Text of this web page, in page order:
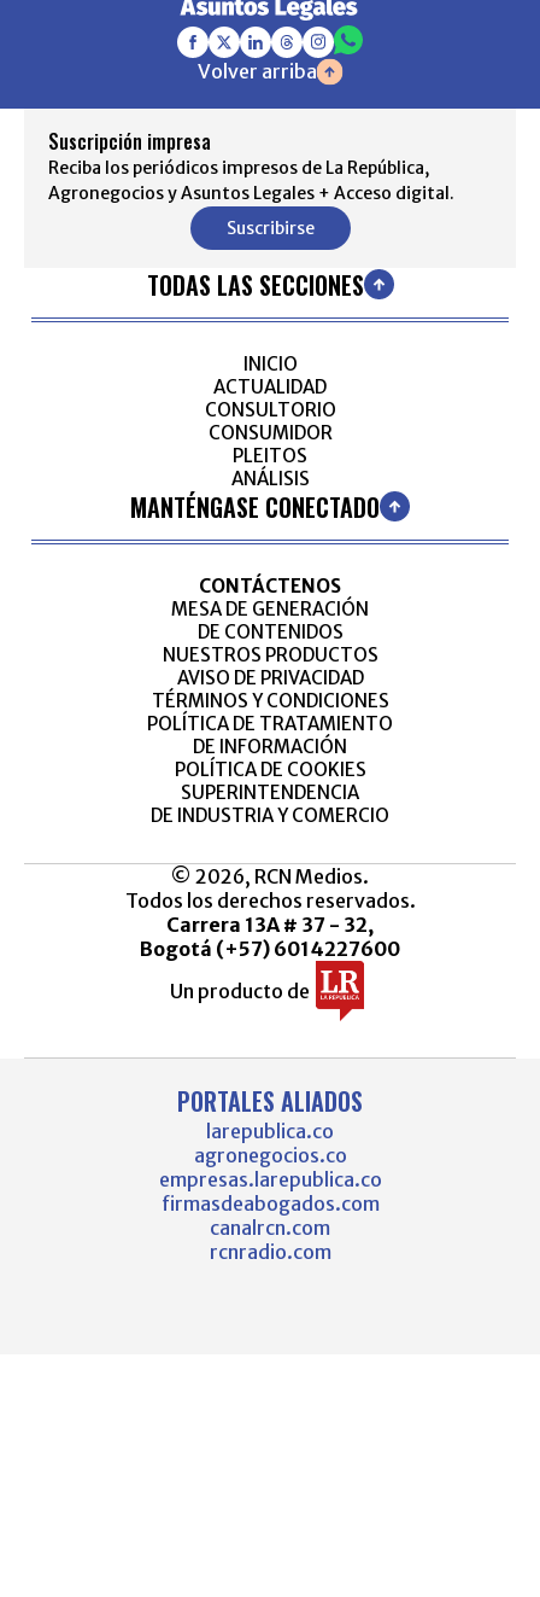
Volver arriba
Suscripción impresa
Reciba los periódicos impresos de La República,
Agronegocios y Asuntos Legales + Acceso digital.
Suscribirse
TODAS LAS SECCIONES
INICIO
ACTUALIDAD
CONSULTORIO
CONSUMIDOR
PLEITOS
ANÁLISIS
MANTÉNGASE CONECTADO
CONTÁCTENOS
MESA DE GENERACIÓN
DE CONTENIDOS
NUESTROS PRODUCTOS
AVISO DE PRIVACIDAD
TÉRMINOS Y CONDICIONES
POLÍTICA DE TRATAMIENTO
DE INFORMACIÓN
POLÍTICA DE COOKIES
SUPERINTENDENCIA
DE INDUSTRIA Y COMERCIO
© 2026, RCN Medios.
Todos los derechos reservados.
Carrera 13A # 37 - 32,
Bogotá (+57) 6014227600
Un producto de
PORTALES ALIADOS
larepublica.co
agronegocios.co
empresas.larepublica.co
firmasdeabogados.com
canalrcn.com
rcnradio.com